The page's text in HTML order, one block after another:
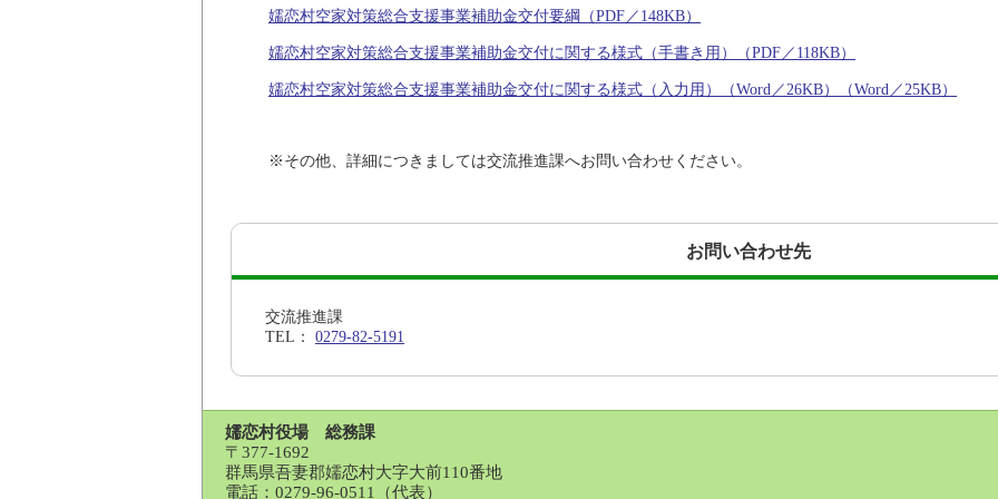
嬬恋村空家対策総合支援事業補助金交付要綱（PDF／148KB）
嬬恋村空家対策総合支援事業補助金交付に関する様式（手書き用）（PDF／118KB）
嬬恋村空家対策総合支援事業補助金交付に関する様式（入力用）（Word／26KB）（Word／25KB）
※その他、詳細につきましては交流推進課へお問い合わせください。
お問い合わせ先
交流推進課
TEL： 0279-82-5191
嬬恋村役場 総務課
〒377-1692
群馬県吾妻郡嬬恋村大字大前110番地
電話： 0279-96-0511（代表）